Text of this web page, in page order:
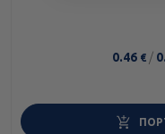
0.46 € /